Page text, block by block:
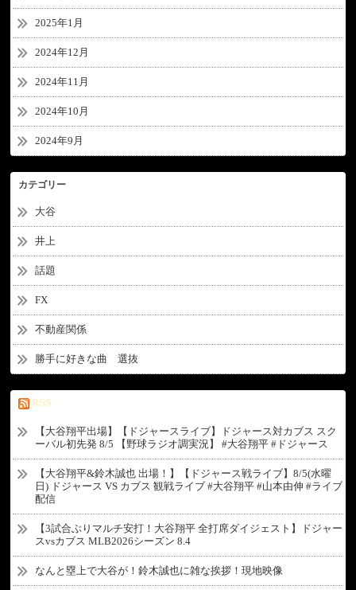
2025年1月
2024年12月
2024年11月
2024年10月
2024年9月
カテゴリー
大谷
井上
話題
FX
不動産関係
勝手に好きな曲 選抜
RSS
【大谷翔平出場】【ドジャースライブ】ドジャース対カブス スク
ーバル初先発 8/5 【野球ラジオ調実況】 #大谷翔平 #ドジャース
【大谷翔平&鈴木誠也 出場！】【ドジャース戦ライブ】8/5(水曜
日) ドジャース VS カブス 観戦ライブ #大谷翔平 #山本由伸 #ライブ
配信
【3試合ぶりマルチ安打！大谷翔平 全打席ダイジェスト】ドジャー
スvsカブス MLB2026シーズン 8.4
なんと塁上で大谷が！鈴木誠也に雑な挨拶！現地映像